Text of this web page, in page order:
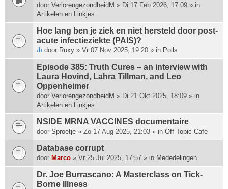
door VerlorengezondheidM » Di 17 Feb 2026, 17:09 » in
Artikelen en Linkjes
Hoe lang ben je ziek en niet hersteld door post-
acute infectieziekte (PAIS)?
i
t
o
n
d
r
w
e
r
p
h
e
e
door Roxy » Vr 07 Nov 2025, 19:20 » in Polls
Episode 385: Truth Cures – an interview with
Laura Hovind, Lahra Tillman, and Leo
Oppenheimer
door VerlorengezondheidM » Di 21 Okt 2025, 18:09 » in
Artikelen en Linkjes
NSIDE MRNA VACCINES documentaire
door Sproetje » Zo 17 Aug 2025, 21:03 » in Off-Topic Café
Database corrupt
door Marco » Vr 25 Jul 2025, 17:57 » in Mededelingen
Dr. Joe Burrascano: A Masterclass on Tick-
Borne Illness